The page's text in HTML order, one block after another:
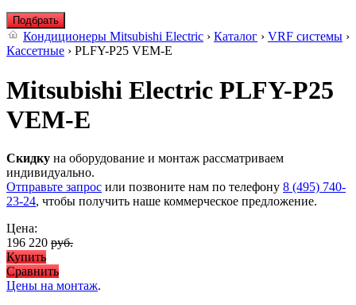
Подбрать
Кондиционеры Mitsubishi Electric › Каталог › VRF системы ›
Кассетные › PLFY-P25 VEM-E
Mitsubishi Electric PLFY-P25
VEM-E
Скидку на оборудование и монтаж рассматриваем
индивидуально.
Отправьте запрос или позвоните нам по телефону 8 (495) 740-
23-24, чтобы получить наше коммерческое предложение.
Цена:
196 220 руб.
Купить
Сравнить
Цены на монтаж.